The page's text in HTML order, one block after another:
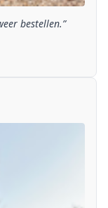
bestellen.”